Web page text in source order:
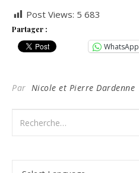
Post Views: 5 683
Partager :
WhatsApp
Par Nicole et Pierre Dardenne